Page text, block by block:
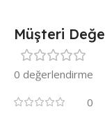
Müşteri
0 değerlendirme
0